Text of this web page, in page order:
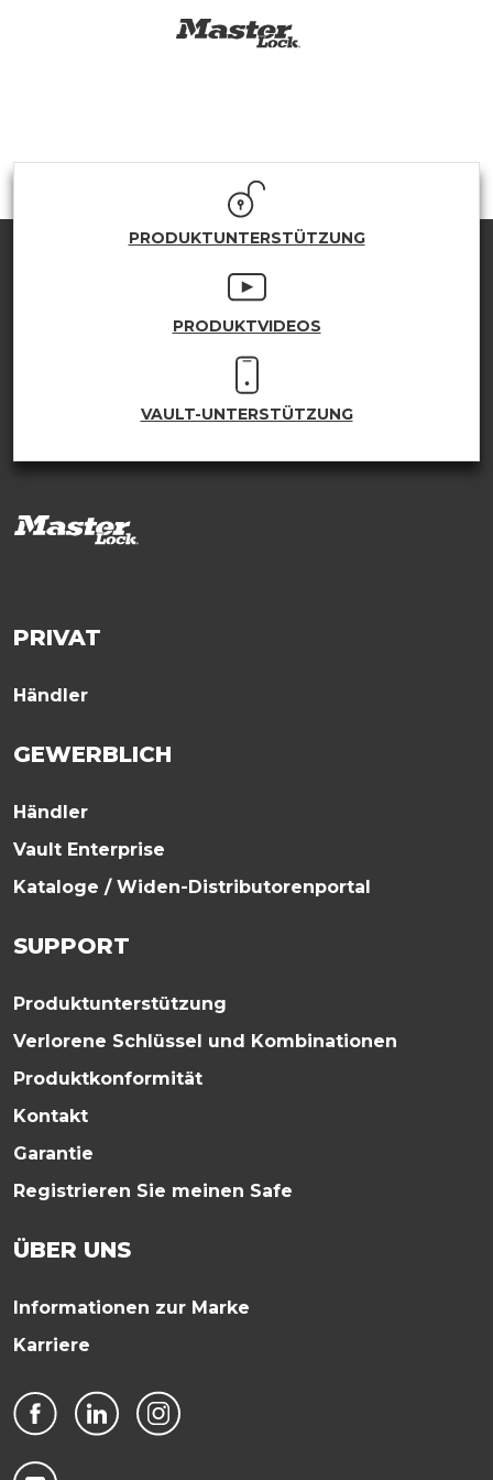
PRODUKTUNTERSTÜTZUNG
PRODUKTVIDEOS
VAULT-UNTERSTÜTZUNG
PRIVAT
Händler
GEWERBLICH
Händler
Vault Enterprise
Kataloge / Widen-Distributorenportal
SUPPORT
Produktunterstützung
Verlorene Schlüssel und Kombinationen
Produktkonformität
Kontakt
Garantie
Registrieren Sie meinen Safe
ÜBER UNS
Informationen zur Marke
Karriere